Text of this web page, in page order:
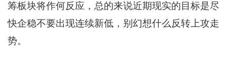
筹板块将作何反应，总的来说近期现实的目标是尽
快企稳不要出现连续新低，别幻想什么反转上攻走
势。